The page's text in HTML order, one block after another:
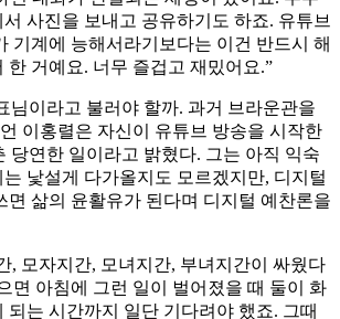
사진을 보내고 공유하기도 하죠. 유튜브
기계에 능해서라기보다는 이건 반드시 해
한 거예요. 너무 즐겁고 재밌어요.”
님이라고 불러야 할까. 과거 브라운관을
이홍렬은 자신이 유튜브 방송을 시작한
당연한 일이라고 밝혔다. 그는 아직 익숙
낯설게 다가올지도 모르겠지만, 디지털
면 삶의 윤활유가 된다며 디지털 예찬론을
, 모자지간, 모녀지간, 부녀지간이 싸웠다
면 아침에 그런 일이 벌어졌을 때 둘이 화
되는 시간까지 일단 기다려야 했죠. 그때